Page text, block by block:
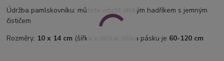
Údržba pamlskovníku: můžete očistit vlhkým hadříkem s jemným
čističem
Rozměry: 10 x 14 cm (šířka x délka) délka pásku je 60-120 cm